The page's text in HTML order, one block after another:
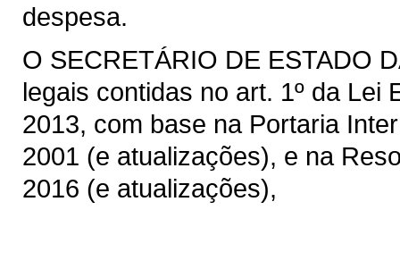
despesa.
O SECRETÁRIO DE ESTADO
legais contidas no art. 1º da Lei
2013, com base na Portaria
2001 (e atualizações), e na
2016 (e atualizações),